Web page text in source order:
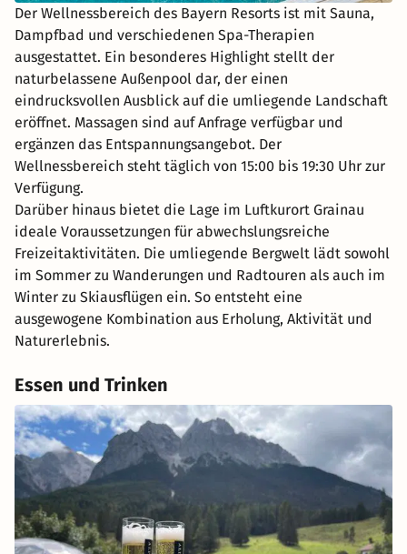
Der Wellnessbereich des Bayern Resorts ist mit Sauna,
Dampfbad und verschiedenen Spa-Therapien
ausgestattet. Ein besonderes Highlight stellt der
naturbelassene Außenpool dar, der einen
eindrucksvollen Ausblick auf die umliegende Landschaft
eröffnet. Massagen sind auf Anfrage verfügbar und
ergänzen das Entspannungsangebot. Der
Wellnessbereich steht täglich von 15:00 bis 19:30 Uhr zur
Verfügung.
Darüber hinaus bietet die Lage im Luftkurort Grainau
ideale Voraussetzungen für abwechslungsreiche
Freizeitaktivitäten. Die umliegende Bergwelt lädt sowohl
im Sommer zu Wanderungen und Radtouren als auch im
Winter zu Skiausflügen ein. So entsteht eine
ausgewogene Kombination aus Erholung, Aktivität und
Naturerlebnis.
Essen und Trinken